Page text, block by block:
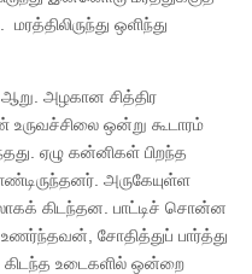
ஒளிந்து
அழகான சித்திர
ஒன்று கூடாரம்
ஏழு கன்னிகள் பிறந்த
அருகேயுள்ள
கிடந்தன. பாட்டிச் சொன்ன
சோதித்துப் பார்த்து
கிடந்த உடைகளில் ஒன்றை